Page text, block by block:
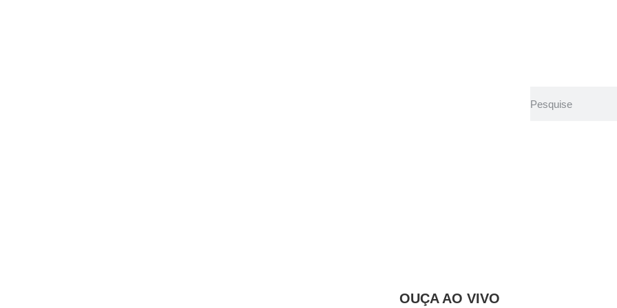
OUÇA AO VIVO